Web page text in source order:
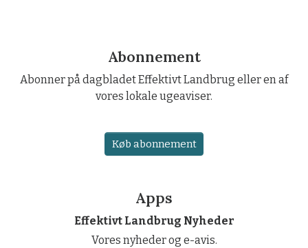
Abonnement
Abonner på dagbladet Effektivt Landbrug eller en af
vores lokale ugeaviser.
Køb abonnement
Apps
Effektivt Landbrug Nyheder
Vores nyheder og e-avis.